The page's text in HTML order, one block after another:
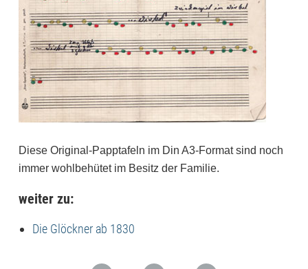
Diese Original-Papptafeln im Din A3-Format sind noch
immer wohlbehütet im Besitz der Familie.
weiter zu:
Die Glöckner ab 1830